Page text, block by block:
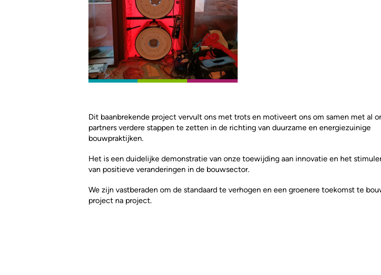
Dit baanbrekende project vervult ons met trots en motiveert ons om samen met al
partners verdere stappen te zetten in de richting van duurzame en energiezuinige
bouwpraktijken.
Het is een duidelijke demonstratie van onze toewijding aan innovatie en het
van positieve veranderingen in de bouwsector.
We zijn vastberaden om de standaard te verhogen en een groenere toekomst te
project na project.